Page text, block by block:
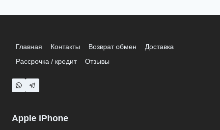
Главная Контакты Возврат обмен
Доставка
Рассрочка / кредит
Отзывы
Apple iPhone